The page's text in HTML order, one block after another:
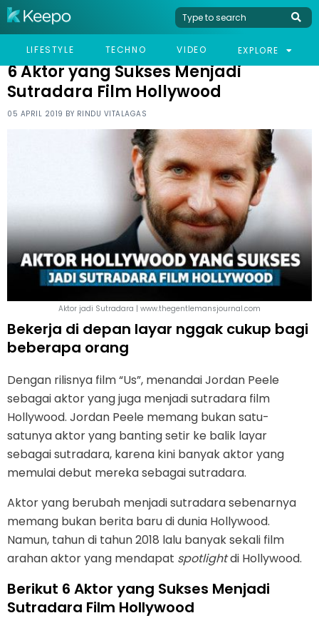
LIFESTYLE TECHNO VIDEO EXPLORE
HOME LIFESTYLE
6 AKTOR YANG SUKSES MENJADI SUTRADARA FILM
6 Aktor yang Sukses Menjadi
Sutradara Film Hollywood
05 APRIL 2019 BY RINDU VITALAGAS
Aktor jadi Sutradara | www.thegentlemansjournal.com
Bekerja di depan layar nggak cukup bagi
beberapa orang
Dengan rilisnya film “Us”, menandai Jordan Peele
sebagai aktor yang juga menjadi sutradara film
Hollywood. Jordan Peele memang bukan satu-
satunya aktor yang banting setir ke balik layar
sebagai sutradara, karena kini banyak aktor yang
memulai debut mereka sebagai sutradara.
Aktor yang berubah menjadi sutradara sebenarnya
memang bukan berita baru di dunia Hollywood.
Namun, tahun di tahun 2018 lalu banyak sekali film
arahan aktor yang mendapat spotlightdi Hollywood.
Berikut 6 Aktor yang Sukses Menjadi
Sutradara Film Hollywood